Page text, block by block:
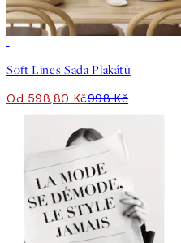
Soft Lines Sada Plakátů
Od 598,80 Kč998 Kč